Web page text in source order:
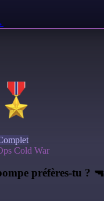
Cold War
préfères-tu ? 🔫